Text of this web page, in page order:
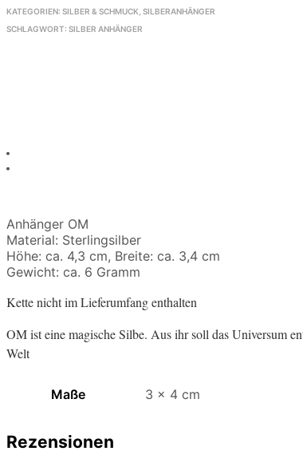
KATEGORIEN: SILBER & SCHMUCK SILBERANHÄNGER
SCHLAGWORT: SILBER ANHÄNGER
Anhänger OM
Material: Sterlingsilber
Höhe: ca. 4,3 cm, Breite: ca. 3,4 cm
Gewicht: ca. 6 Gramm
Kette nicht im Lieferumfang enthalten
OM ist eine magische Silbe. Aus ihr soll das Universum
Welt
Maße 3 × 4 cm
Rezensionen